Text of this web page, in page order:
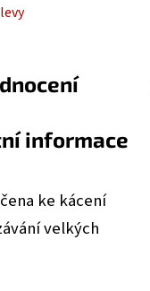
informace
ke kácení
velkých